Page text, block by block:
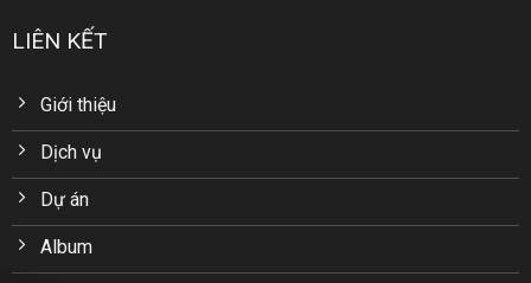
LIÊN KẾT
Giới thiệu
Dịch vụ
Dự án
Album